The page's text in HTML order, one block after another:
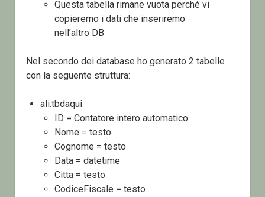
Questa tabella rimane vuota perché vi
copieremo i dati che inseriremo
nell’altro DB
Nel secondo dei database ho generato 2 tabelle
con la seguente struttura:
ali.tbdaqui
ID = Contatore intero automatico
Nome = testo
Cognome = testo
Data = datetime
Citta = testo
CodiceFiscale = testo